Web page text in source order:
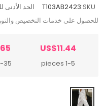
SKU:
T103AB2423 الحد الأدنى
للحصول على خدمات التخصيص
US$11.44
1-5 pieces
pieces